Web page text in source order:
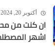
أكتوبر 20, 2024
ان كنت من
اشهر